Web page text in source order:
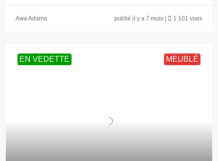
Awa Adama publié il y a 7 mois | 1 101 vues
EN VEDETTE MEUBLÉ